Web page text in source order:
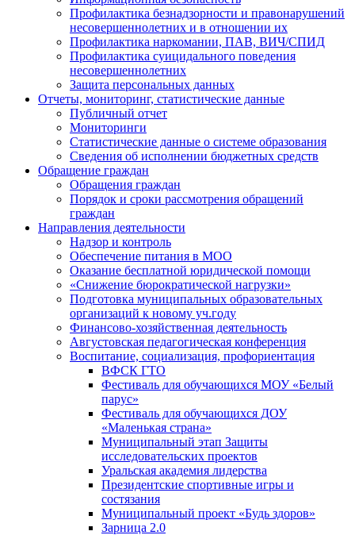
Профилактика безнадзорности и правонарушений
несовершеннолетних и в отношении их
Профилактика наркомании, ПАВ, ВИЧ/СПИД
Профилактика суицидального поведения
несовершеннолетних
Защита персональных данных
Отчеты, мониторинг, статистические данные
Публичный отчет
Мониторинги
Статистические данные о системе образования
Сведения об исполнении бюджетных средств
Обращение граждан
Обращения граждан
Порядок и сроки рассмотрения обращений
граждан
Направления деятельности
Надзор и контроль
Обеспечение питания в МОО
Оказание бесплатной юридической помощи
«Снижение бюрократической нагрузки»
Подготовка муниципальных образовательных
организаций к новому уч.году
Финансово-хозяйственная деятельность
Августовская педагогическая конференция
Воспитание, социализация, профориентация
ВФСК ГТО
Фестиваль для обучающихся МОУ «Белый
парус»
Фестиваль для обучающихся ДОУ
«Маленькая страна»
Муниципальный этап Защиты
исследовательских проектов
Уральская академия лидерства
Президентские спортивные игры и
состязания
Муниципальный проект «Будь здоров»
Зарница 2.0